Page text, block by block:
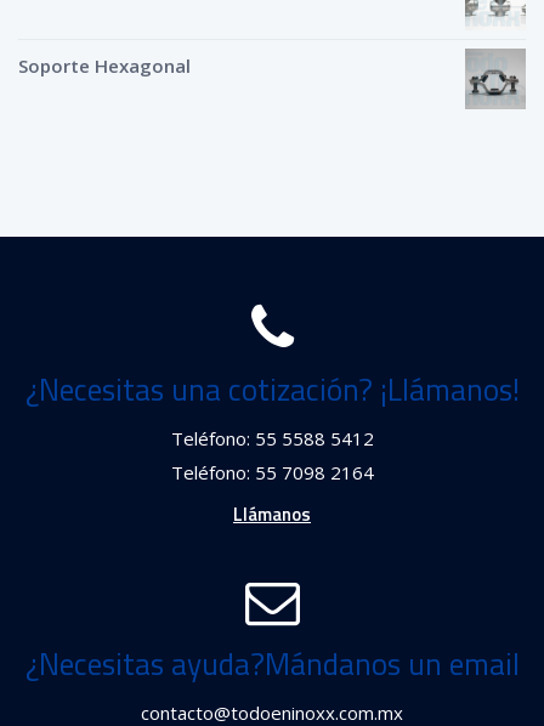
Soporte Hexagonal
¿Necesitas una cotización? ¡Llámanos!
Teléfono: 55 5588 5412
Teléfono: 55 7098 2164
Llámanos
¿Necesitas ayuda?Mándanos un email
contacto@todoeninoxx.com.mx